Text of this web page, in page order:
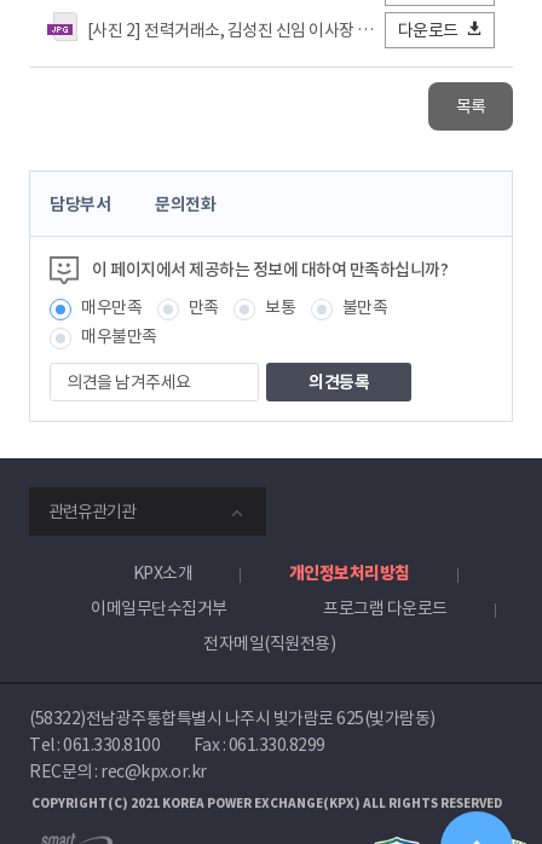
[사진 2] 전력거래소, 김성진 신임 이사장 주도 중부본부 현장 안전점검 시행.jpg
다운로드
목록
콘
츠
정
보
책
임
자
담당부서 문의전화
이 페이지에서 제공하는 정보에 대하여 만족하십니까?
매우만족
만족 보통
불만족
매우불만족
의
견
을
겨
주
세
요
관련유관기관
KPX소개
개인정보처리방침
이메일무단수집거부
프로그램 다운로드
전자메일(직원전용)
(58322)전남광주통합특별시 나주시 빛가람로 625(빛가람동)
Tel :061.330.8100
Fax : 061.330.8299
REC문의 : rec@kpx.or.kr
COPYRIGHT(C) 2021 KOREA POWER EXCHANGE(KPX) ALL RIGHTS RESERVED